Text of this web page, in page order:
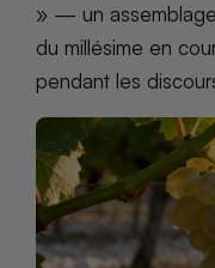
» — un
du millésime en
pendant les